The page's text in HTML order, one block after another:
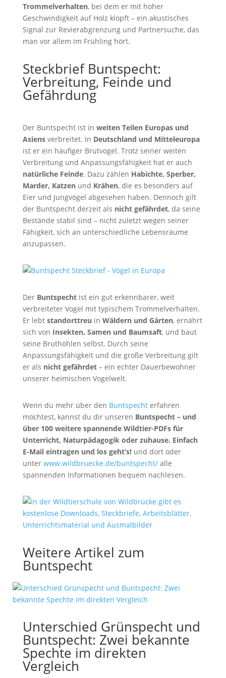
Trommelverhalten, bei dem er mit hoher
Geschwindigkeit auf Holz klopft – ein akustisches
Signal zur Revierabgrenzung und Partnersuche, das
man vor allem im Frühling hört.
Steckbrief Buntspecht:
Verbreitung, Feinde und
Gefährdung
Der Buntspecht ist in weiten Teilen Europas und
Asiensverbreitet. In Deutschland und Mitteleuropa
ist er ein häufiger Brutvogel. Trotz seiner weiten
Verbreitung und Anpassungsfähigkeit hat er auch
natürliche Feinde. Dazu zählen Habichte, Sperber,
Marder, Katzenund Krähen, die es besonders auf
Eier und Jungvögel abgesehen haben. Dennoch gilt
der Buntspecht derzeit als nicht gefährdet, da seine
Bestände stabil sind – nicht zuletzt wegen seiner
Fähigkeit, sich an unterschiedliche Lebensräume
anzupassen.
Der Buntspechtist ein gut erkennbarer, weit
verbreiteter Vogel mit typischem Trommelverhalten.
Er lebt standorttreu in Wäldern und Gärten, ernährt
sich von Insekten, Samen und Baumsaft, und baut
seine Bruthöhlen selbst. Durch seine
Anpassungsfähigkeit und die große Verbreitung gilt
er als nicht gefährdet– ein echter Dauerbewohner
unserer heimischen Vogelwelt.
Wenn du mehr über den Buntspecht erfahren
möchtest, kannst du dir unseren Buntspecht – und
über 100 weitere spannende Wildtier-PDFs für
Unterricht, Naturpädagogik oder zuhause. Einfach
E-Mail eintragen und los geht’s!und dort oder
unter www.wildbruecke.de/buntspecht/alle
spannenden Informationen bequem nachlesen.
Weitere Artikel zum
Buntspecht
Unterschied Grünspecht und
Buntspecht: Zwei bekannte
Spechte im direkten
Vergleich